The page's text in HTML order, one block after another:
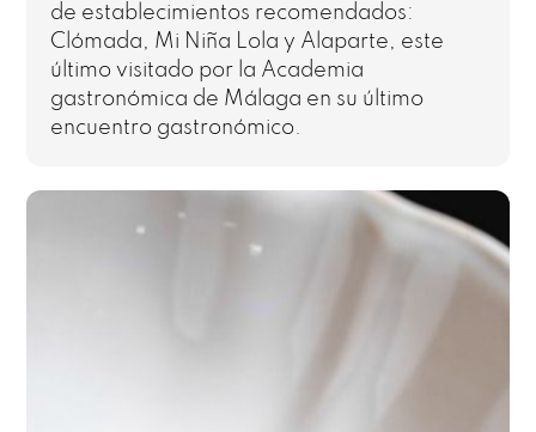
de establecimientos recomendados:
Clómada, Mi Niña Lola y Alaparte, este
último visitado por la Academia
gastronómica de Málaga en su último
encuentro gastronómico.